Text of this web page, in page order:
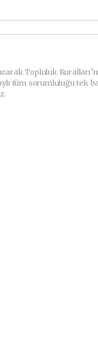
Topluluk
tüm sorumluluğu tek